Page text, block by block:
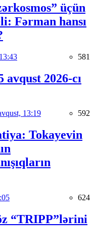
üçün
Fərman hansı
581
avqust 2026-cı
13:19 592
Tokayevin
624
“TRIPP”lərini